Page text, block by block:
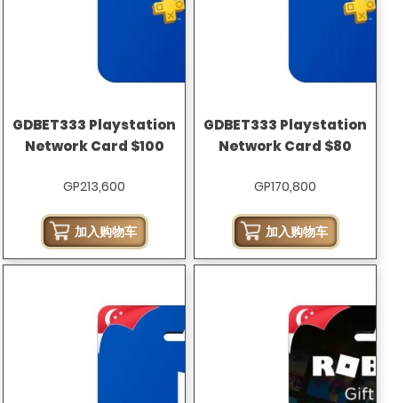
GDBET333 Playstation
Network Card $100
GP213,600
加入购物车
GDBET333 Playstation
Network Card $80
GP170,800
加入购物车